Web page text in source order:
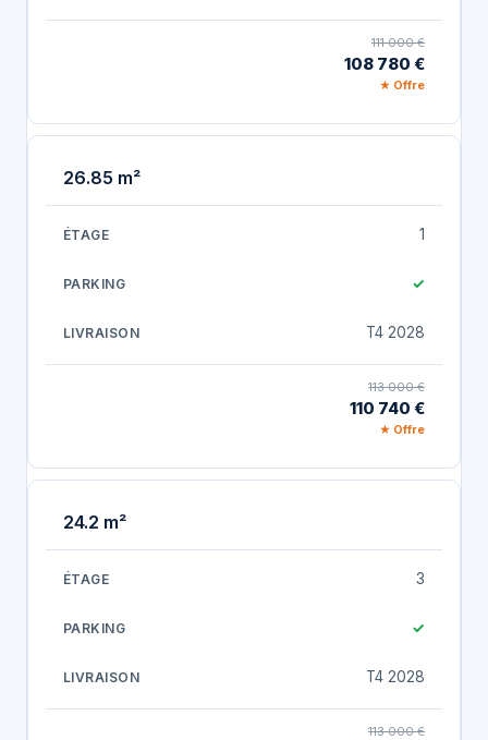
111 000 €
108 780 €
★ Offre
26.85 m²
1
✓
T4 2028
113 000 €
110 740 €
★ Offre
24.2 m²
3
✓
T4 2028
113 000 €